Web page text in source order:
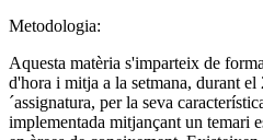
Metodologia:
Aquesta matèria s'imparteix de
d'hora i mitja a la setmana, durant el
´assignatura, per la seva
implementada mitjançant un temari